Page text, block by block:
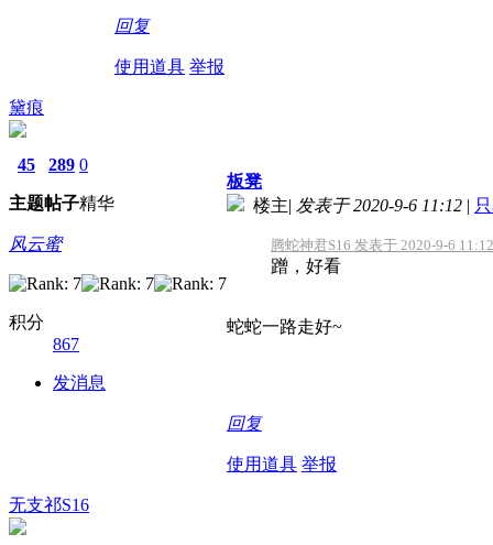
回复
使用道具 举报
黛痕
45
主题
289
帖子
0
精华
风云蜜
积分
867
发消息
板凳
楼主| 发表于 2020-9-6 11:12 |
腾蛇神君S16 发表于 2020-9-6 11:12
蹭，好看
蛇蛇一路走好~
回复
使用道具 举报
无支祁S16